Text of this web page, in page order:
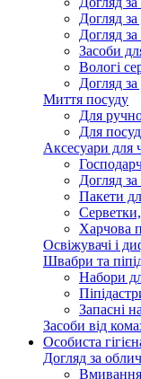
Догляд
Догляд
Засоби
Вологі
Догляд
Миття посуду
Для
Для
Аксесуари для
Догляд
Пакети
Харчова
Освіжувачі і
Швабри та
Набори
Запасні
Засоби від
Особиста
Догляд за
Вмивання